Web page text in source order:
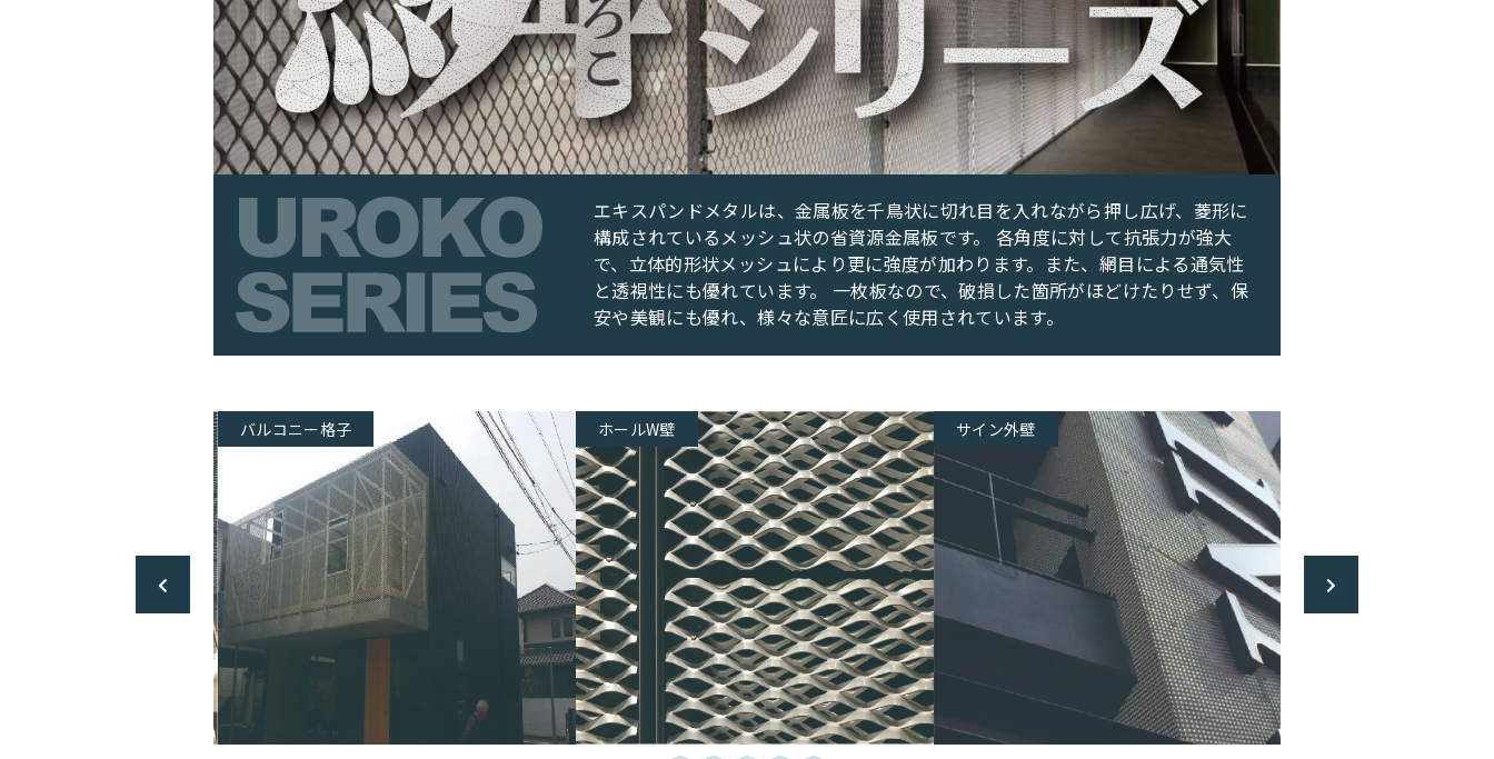
エキスパンドメタルは、金属板を千鳥状に切れ目を入れながら押し広げ、菱形に
構成されているメッシュ状の省資源金属板です。 各角度に対して抗張力が強大
で、立体的形状メッシュにより更に強度が加わります。また、網目による通気性
と透視性にも優れています。 一枚板なので、破損した箇所がほどけたりせず、保
安や美観にも優れ、様々な意匠に広く使用されています。
バルコニー格子 ホールW壁 サイン外壁